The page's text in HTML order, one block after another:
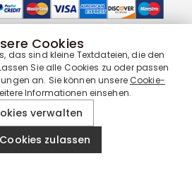
Website All Rights Reserved.
Cookies
das sind kleine Textdateien, die den
Sie alle Cookies zu oder passen
an. Sie können unsereCookie-
Informationen einsehen.
verwalten
zulassen